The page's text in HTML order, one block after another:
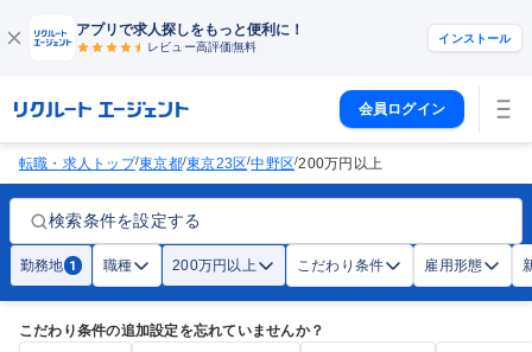
アプリで求人探しをもっと便利に！
レビュー高評価無料
インストール
会員ログイン
転職・求人トップ/東京都/東京23区/中野区/200万円以上
検索条件を設定する
勤務地 1 職種 200万円以上 こだわり条件 雇用形態
こだわり条件の追加設定を忘れていませんか？